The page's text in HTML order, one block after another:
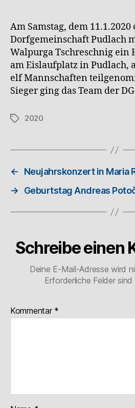
Am Samstag, dem
Dorfgemeinschaft Pudlach
Walpurga Tschreschnig ein
am Eislaufplatz in Pudlach,
elf Mannschaften
Sieger ging das Team der
2020
←
Neujahrskonzert in Maria
→
Geburtstag Andreas
Schreibe einen
Deine E-Mail-Adresse wird
Erforderliche Felder sind
Kommentar *